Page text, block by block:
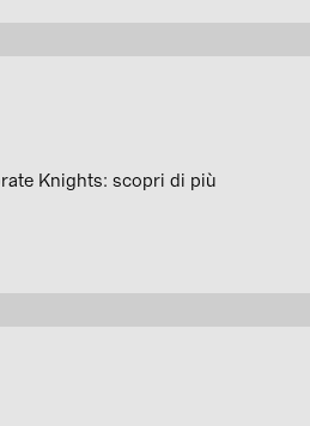
Knights: scopri di più